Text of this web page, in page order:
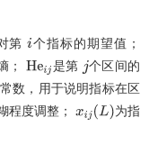
第 i 个指标的期望值；
； Heij 是第 j 个区间的
数，用于说明指标在区
程度调整；
xij(L)
为指